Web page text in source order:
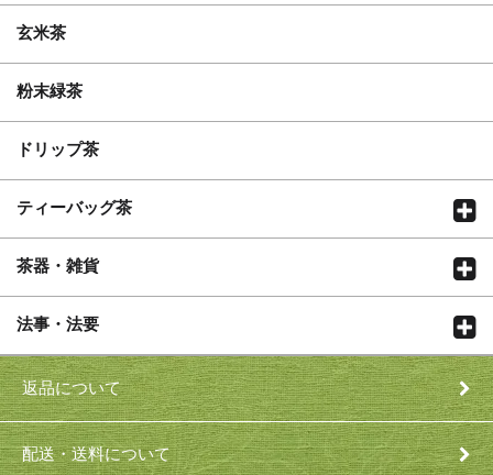
玄米茶
粉末緑茶
ドリップ茶
ティーバッグ茶
茶器・雑貨
法事・法要
返品について
配送・送料について